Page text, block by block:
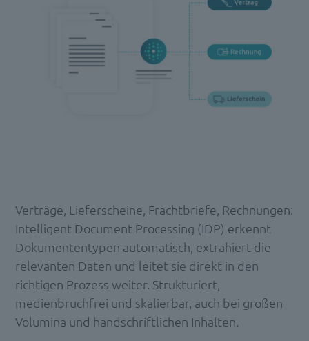
Verträge, Lieferscheine, Frachtbriefe, Rechnungen:
Intelligent Document Processing (IDP) erkennt
Dokumententypen automatisch, extrahiert die
relevanten Daten und leitet sie direkt in den
richtigen Prozess weiter. Strukturiert,
medienbruchfrei und skalierbar, auch bei großen
Volumina und handschriftlichen Inhalten.